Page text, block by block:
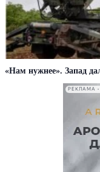
«Нам нужнее». Запад